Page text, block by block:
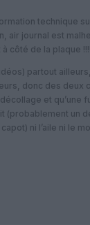
technique
air journal est
côté de la plaque !!!!
partout
donc des deux
et qu’une
(probablement un
ni l’aile ni le